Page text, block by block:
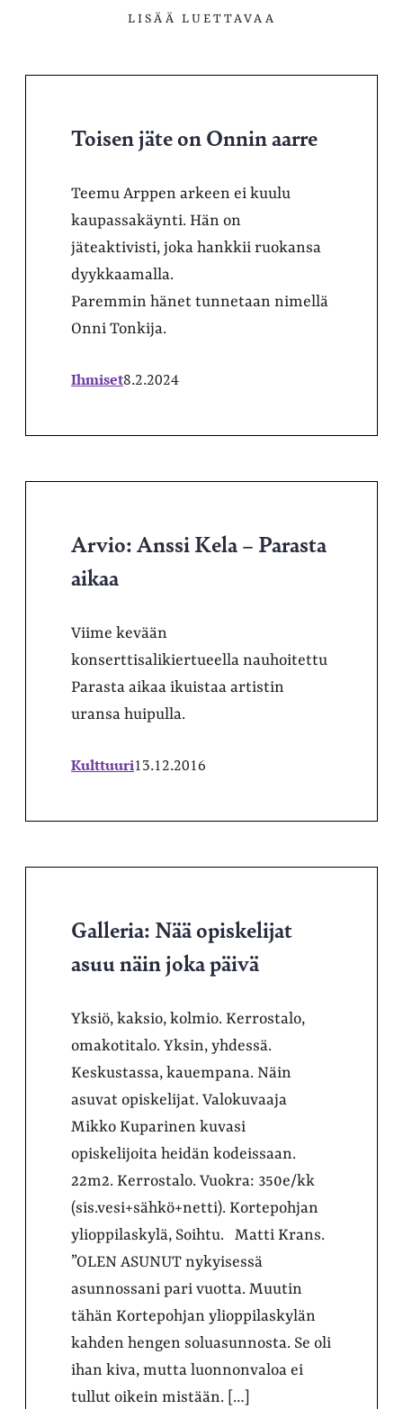
LISÄÄ LUETTAVAA
Toisen jäte on Onnin aarre
Teemu Arppen arkeen ei kuulu
kaupassakäynti. Hän on
jäteaktivisti, joka hankkii ruokansa
dyykkaamalla.
Paremmin hänet tunnetaan nimellä
Onni Tonkija.
Ihmiset8.2.2024
Arvio: Anssi Kela – Parasta
aikaa
Viime kevään
konserttisalikiertueella nauhoitettu
Parasta aikaa ikuistaa artistin
uransa huipulla.
Kulttuuri13.12.2016
Galleria: Nää opiskelijat
asuu näin joka päivä
Yksiö, kaksio, kolmio. Kerrostalo,
omakotitalo. Yksin, yhdessä.
Keskustassa, kauempana. Näin
asuvat opiskelijat. Valokuvaaja
Mikko Kuparinen kuvasi
opiskelijoita heidän kodeissaan.
22m2. Kerrostalo. Vuokra: 350e/kk
(sis.vesi+sähkö+netti). Kortepohjan
ylioppilaskylä, Soihtu. Matti Krans.
”OLEN ASUNUT nykyisessä
asunnossani pari vuotta. Muutin
tähän Kortepohjan ylioppilaskylän
kahden hengen soluasunnosta. Se oli
ihan kiva, mutta luonnonvaloa ei
tullut oikein mistään. […]